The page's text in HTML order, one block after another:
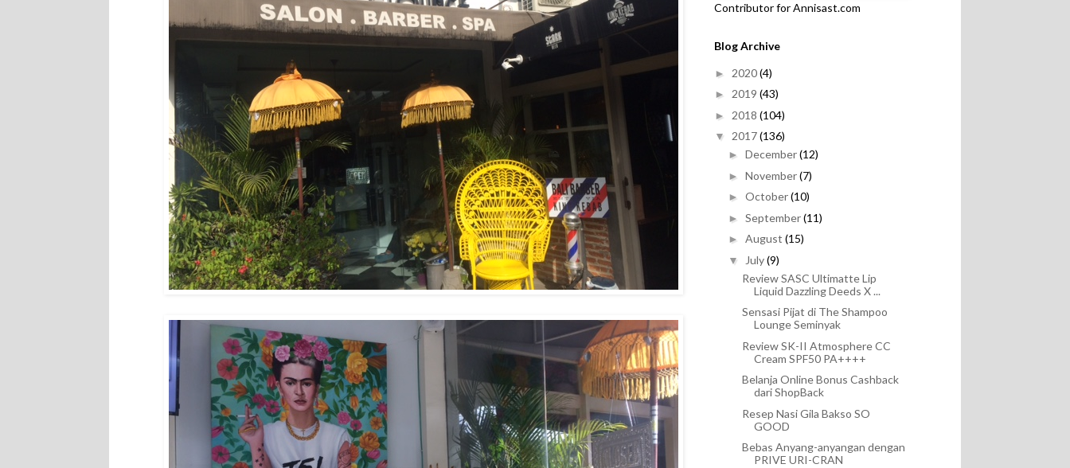
Contributor for Annisast.com
Blog Archive
► 2020(4)
► 2019 (43)
► 2018 (104)
▼ 2017(136)
► December(12)
► November(7)
► October(10)
► September(11)
► August (15)
▼ July(9)
Review SASC Ultimatte Lip
Liquid Dazzling Deeds X ...
Sensasi Pijat di The Shampoo
Lounge Seminyak
Review SK-II Atmosphere CC
Cream SPF50 PA++++
Belanja Online Bonus Cashback
dari ShopBack
Resep Nasi Gila Bakso SO
GOOD
Bebas Anyang-anyangan dengan
PRIVE URI-CRAN